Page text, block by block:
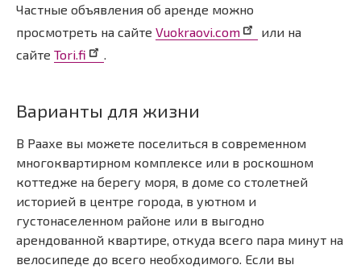
Частные объявления об аренде можно
просмотреть на сайте Vuokraovi.com
или на
сайте Tori.fi
Варианты для жизни
В Раахе вы можете поселиться в современном
многоквартирном комплексе или в роскошном
коттедже на берегу моря, в доме со столетней
историей в центре города, в уютном и
густонаселенном районе или в выгодно
арендованной квартире, откуда всего пара минут на
велосипеде до всего необходимого. Если вы